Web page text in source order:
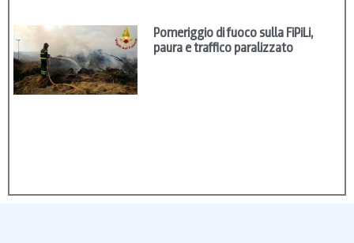
Pomeriggio di fuoco sulla FiPiLi,
paura e traffico paralizzato